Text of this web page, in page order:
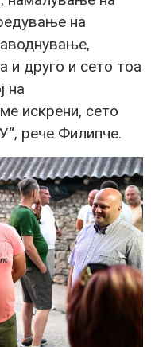
на
и друго и сето тоа
на
искрени, сето
рече Филипче.